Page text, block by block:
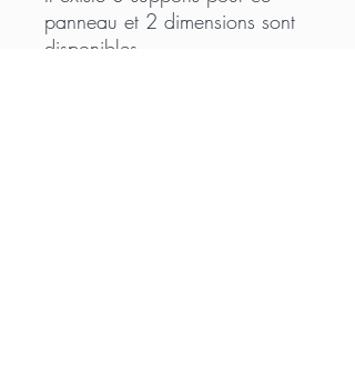
panneau et 2 dimensions sont
disponibles.